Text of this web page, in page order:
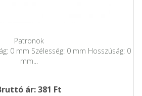
Patronok
0 mm Szélesség: 0 mm Hosszúság: 0
mm...
ár: 381 Ft